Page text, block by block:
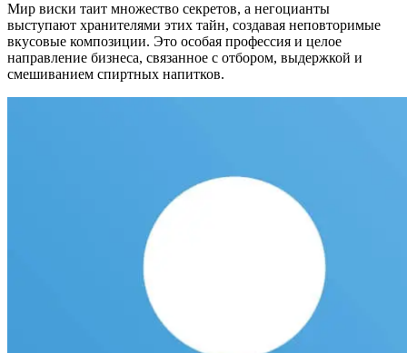
Мир виски таит множество секретов, а негоцианты
выступают хранителями этих тайн, создавая неповторимые
вкусовые композиции. Это особая профессия и целое
направление бизнеса, связанное с отбором, выдержкой и
смешиванием спиртных напитков.